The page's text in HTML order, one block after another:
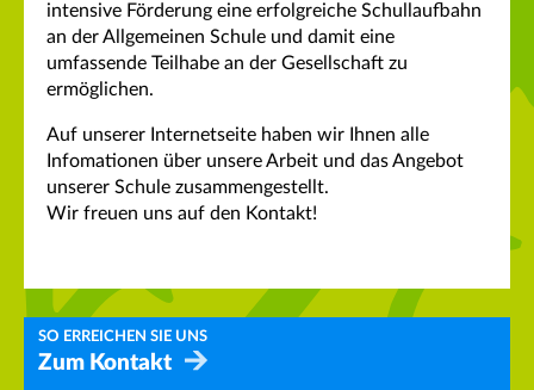
intensive Förderung eine erfolgreiche Schullaufbahn
an der Allgemeinen Schule und damit eine
umfassende Teilhabe an der Gesellschaft zu
ermöglichen.
Auf unserer Internetseite haben wir Ihnen alle
Infomationen über unsere Arbeit und das Angebot
unserer Schule zusammengestellt.
Wir freuen uns auf den Kontakt!
SO ERREICHEN SIE UNS
Zum Kontakt